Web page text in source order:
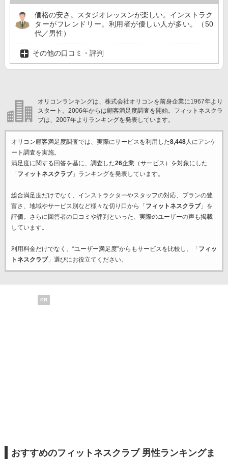
価格の安さ。スタジオレッスンが楽しい。インストラク
ターがフレンドリー。利用者が優しい人が多い。（50
代／男性）
その他の口コミ・評判
オリコンランキングは、株式会社オリコンを前身企業に1967年より
スタート。2006年からは顧客満足度調査を開始。フィットネスクラ
ブは、2007年よりランキングを発表しています。
オリコン顧客満足度調査では、実際にサービスを利用した8,448人にアンケ
ート調査を実施。
満足度に関する回答を基に、調査した26企業（サービス）を対象にした
「 フィットネスクラブ」ランキングを発表しています。
総合満足度だけでなく、インストラクターやスタッフの対応、プランの豊
富さ、地域やサービス別など様々な切り口から「 フィットネスクラブ」を
評価。さらに回答者の口コミや評判といった、実際のユーザーの声も掲載
しています。
利用料金だけでなく、“ユーザー満足度”からもサービスを比較し、「 フィッ
トネスクラブ」選びにお役立てください。
PR
おすすめのフィットネスクラブ 男性ランキングま